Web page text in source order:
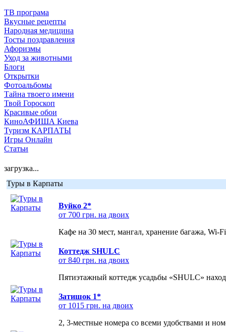
ТВ програма
Вкусные рецепты
Народная медицина
Тосты поздравления
Афоризмы
Уход за животными
Блоги
Открытки
Фотоальбомы
Тайна твоего имени
Твой Гороскоп
Красивые обои
КиноАФИША Киева
Туризм КАРПАТЫ
Игры Онлайн
Статьи
загрузка...
Туры в Карпаты
Вуйко 2*
от 700 грн. на двоих
Кафе на 30 мест, мангал, хранение багажа, Wi-
Коттедж SHULC
от 840 грн. на двоих
Пятиэтажный коттедж усадьбы «SHULC»
Затишок 1*
от 1015 грн. на двоих
2, 3-местные номера со всеми удобствами и